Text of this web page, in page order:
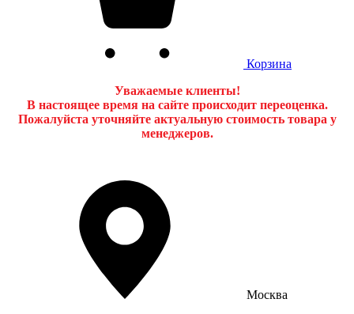
Корзина
Уважаемые клиенты!
В настоящее время на сайте происходит переоценка.
Пожалуйста уточняйте актуальную стоимость товара у
менеджеров.
Москва